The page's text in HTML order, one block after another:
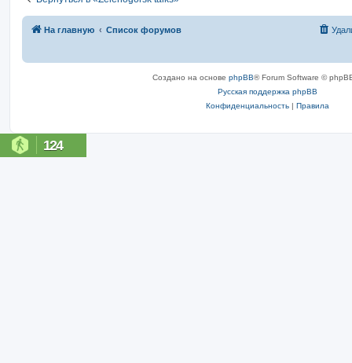
На главную Список форумов
Создано на основе phpBB® Forum Software ©
Русская поддержка phpBB
Конфиденциальность | Правила
124